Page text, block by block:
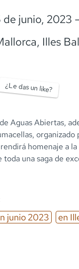
junio, 2023
, Illes
¿Le das un like?
Aguas Abiertas,
organizado
homenaje a
toda una saga de
junio 2023 en